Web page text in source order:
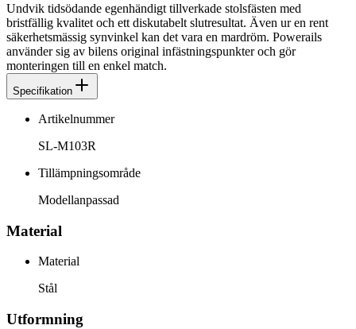
Undvik tidsödande egenhändigt tillverkade stolsfästen med
bristfällig kvalitet och ett diskutabelt slutresultat. Även ur en rent
säkerhetsmässig synvinkel kan det vara en mardröm. Powerails
använder sig av bilens original infästningspunkter och gör
monteringen till en enkel match.
Specifikation
Artikelnummer
SL-M103R
Tillämpningsområde
Modellanpassad
Material
Material
Stål
Utformning